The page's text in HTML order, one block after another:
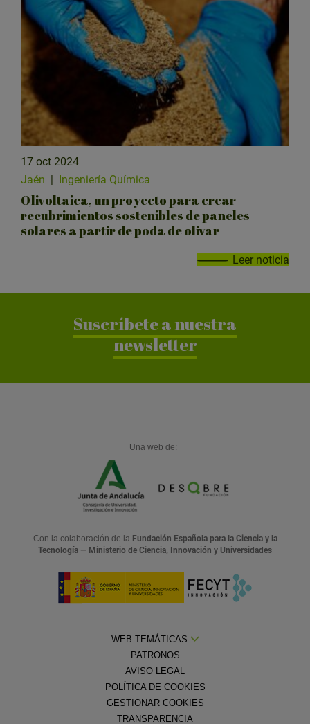
17 oct 2024
Jaén
Ingeniería Química
Olivoltaica, un proyecto para crear
recubrimientos sostenibles de paneles
solares a partir de poda de olivar
Leer noticia
Suscríbete a nuestra
newsletter
Una web de:
Con la colaboración de la Fundación Española para la Ciencia y la
Tecnología — Ministerio de Ciencia, Innovación y Universidades
WEB TEMÁTICAS
PATRONOS
AVISO LEGAL
POLÍTICA DE COOKIES
GESTIONAR COOKIES
TRANSPARENCIA